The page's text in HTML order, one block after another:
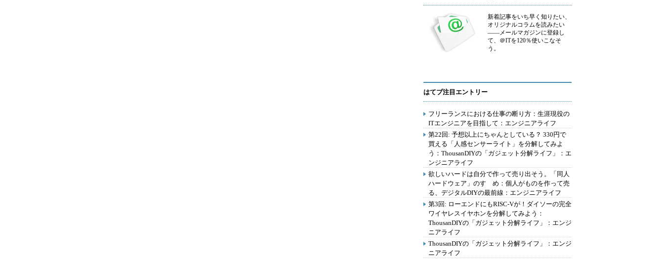
新着記事をいち早く知りたい、
オリジナルコラムを読みたい
――メールマガジンに登録し
て、＠ITを120％使いこなそ
う。
はてブ注目エントリー
フリーランスにおける仕事の断り方：生涯現役の
ITエンジニアを目指して：エンジニアライフ
第22回: 予想以上にちゃんとしている？ 330円で
買える「人感センサーライト」を分解してみよ
う：ThousanDIYの「ガジェット分解ライフ」：エ
ンジニアライフ
欲しいハードは自分で作って売り出そう。「同人
ハードウェア」のすゝめ：個人がものを作って売
る、デジタルDIYの最前線：エンジニアライフ
第3回: ローエンドにもRISC-Vが！ダイソーの完全
ワイヤレスイヤホンを分解してみよう：
ThousanDIYの「ガジェット分解ライフ」：エンジ
ニアライフ
ThousanDIYの「ガジェット分解ライフ」：エンジ
ニアライフ